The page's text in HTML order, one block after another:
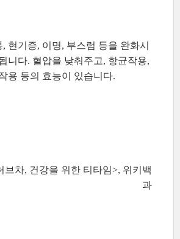
현기증, 이명, 부스럼 등을 완화시
니다. 혈압을 낮춰주고, 항균작용,
용 등의 효능이 있습니다.
브차, 건강을 위한 티타임>, 위키백
과